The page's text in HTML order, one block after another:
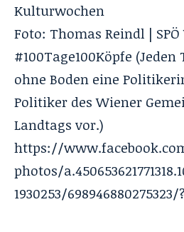
Kulturwochen
Foto: Thomas Reindl |
#100Tage100Köpfe (Jeden
ohne Boden eine
Politiker des Wiener
Landtags vor.)
https://
photos/
1930253/